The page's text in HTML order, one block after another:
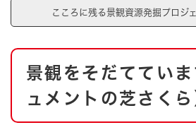
背景色変更 白 黒 青
こころに残る景観資源発掘プロジ
本
景観をそだててい
ュメントの芝さくら